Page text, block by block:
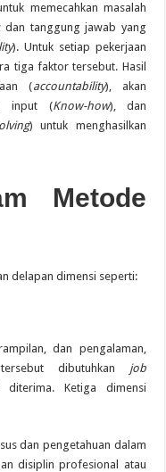
memecahkan masalah
dan tanggung jawab yang
). Untuk setiap pekerjaan
tiga faktor tersebut. Hasil
(accountability), akan
input (Know-how), dan
) untuk menghasilkan
Metode
delapan dimensi seperti:
dan pengalaman,
dibutuhkan job
Ketiga dimensi
dan pengetahuan dalam
disiplin profesional atau